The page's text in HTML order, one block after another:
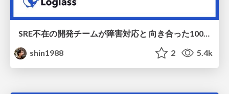
shin1988
2 5.4k